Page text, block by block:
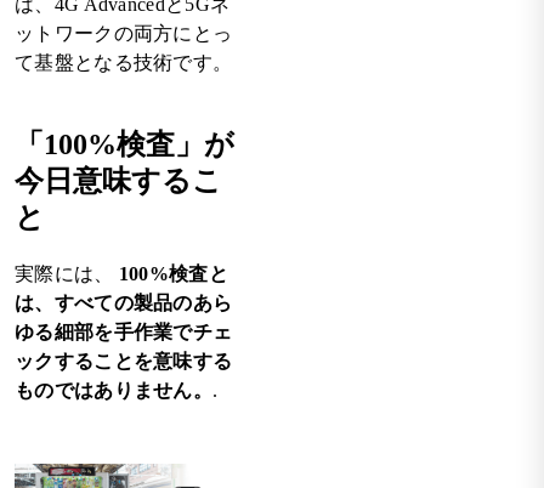
は、4G Advancedと5Gネ
ットワークの両方にとっ
て基盤となる技術です。
「100%検査」が
今日意味するこ
と
実際には、 100%検査と
は、すべての製品のあら
ゆる細部を手作業でチェ
ックすることを意味する
ものではありません。 .